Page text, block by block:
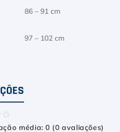
86 – 91 cm
97 – 102 cm
☆
média: 0 (0 avaliações)